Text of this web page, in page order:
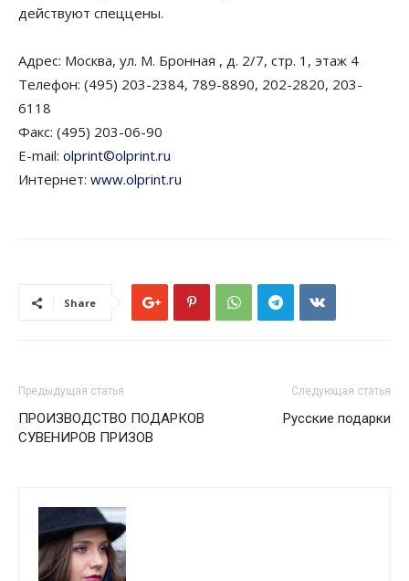
действуют спеццены.
Адрес: Москва, ул. М. Бронная , д. 2/7, стр. 1, этаж 4
Телефон: (495) 203-2384, 789-8890, 202-2820, 203-
6118
Факс: (495) 203-06-90
E-mail: olprint©olprint.ru
Интернет: www.olprint.ru
Share
Предыдущая статья
ПРОИЗВОДСТВО ПОДАРКОВ
СУВЕНИРОВ ПРИЗОВ
Следующая статья
Русские подарки